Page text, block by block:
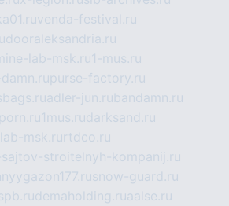
venda-festival.ru
dooraleksandria.ru
mine-lab-msk.ru1-mus.ru
purse-factory.ru
adler-jun.rubandamn.ru
1mus.rudarksand.ru
msk.ru rtdco.ru
stroitelnyh-kompanij.ru
snow-guard.ru
demaholding.ruaalse.ru